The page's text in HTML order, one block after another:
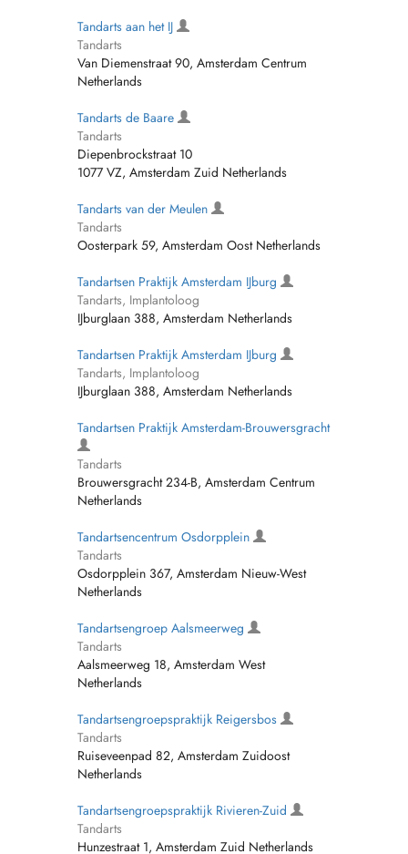
Tandarts aan het IJ
Tandarts
Van Diemenstraat 90, Amsterdam Centrum
Netherlands
Tandarts de Baare
Tandarts
Diepenbrockstraat 10
1077 VZ, Amsterdam Zuid Netherlands
Tandarts van der Meulen
Tandarts
Oosterpark 59, Amsterdam Oost Netherlands
Tandartsen Praktijk Amsterdam IJburg
Tandarts, Implantoloog
IJburglaan 388, Amsterdam Netherlands
Tandartsen Praktijk Amsterdam IJburg
Tandarts, Implantoloog
IJburglaan 388, Amsterdam Netherlands
Tandartsen Praktijk Amsterdam-Brouwersgracht
Tandarts
Brouwersgracht 234-B, Amsterdam Centrum
Netherlands
Tandartsencentrum Osdorpplein
Tandarts
Osdorpplein 367, Amsterdam Nieuw-West
Netherlands
Tandartsengroep Aalsmeerweg
Tandarts
Aalsmeerweg 18, Amsterdam West
Netherlands
Tandartsengroepspraktijk Reigersbos
Tandarts
Ruiseveenpad 82, Amsterdam Zuidoost
Netherlands
Tandartsengroepspraktijk Rivieren-Zuid
Tandarts
Hunzestraat 1, Amsterdam Zuid Netherlands